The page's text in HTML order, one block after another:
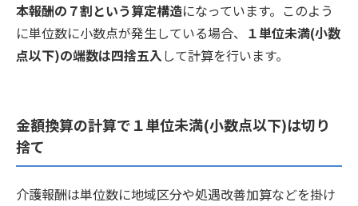
本報酬の７割という算定構造になっています。このよう
に単位数に小数点が発生している場合、 １単位未満(小数
点以下)の端数は四捨五入して計算を行います。
金額換算の計算で１単位未満(小数点以下)は切り
捨て
介護報酬は単位数に地域区分や処遇改善加算などを掛け